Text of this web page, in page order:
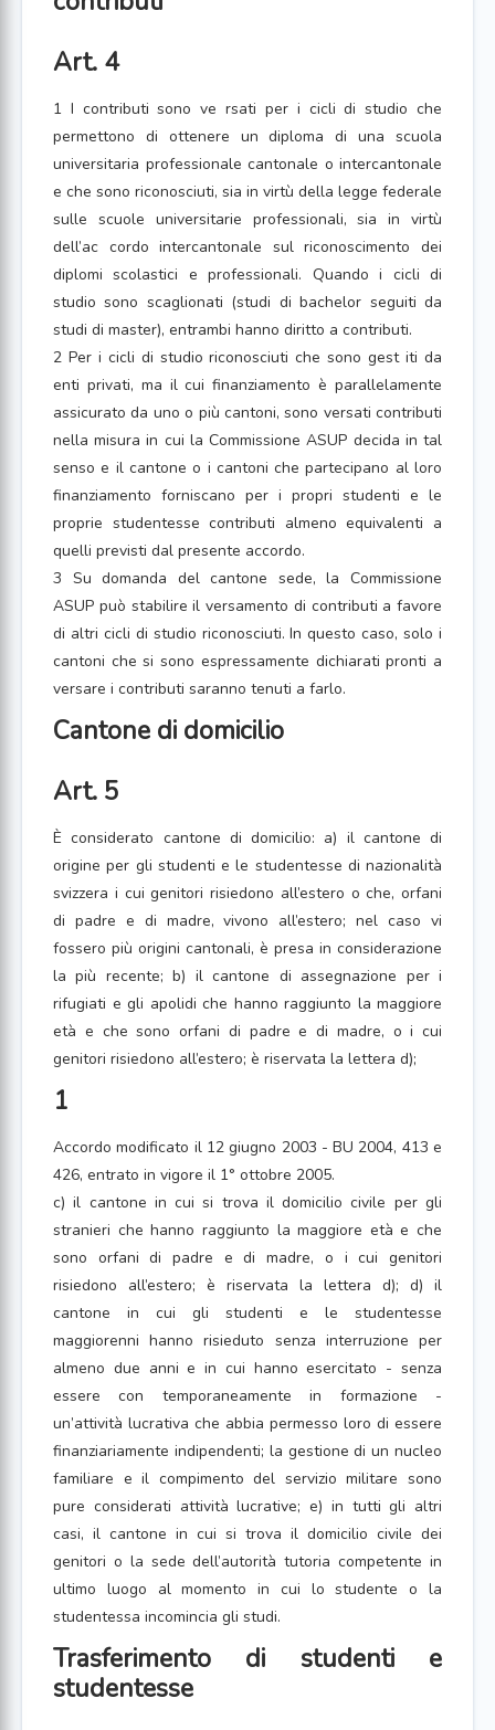
Art. 4
1 I contributi sono ve rsati per i cicli di studio che
permettono di ottenere un diploma di una scuola
universitaria professionale cantonale o intercantonale
e che sono riconosciuti, sia in virtù della legge federale
sulle scuole universitarie professionali, sia in virtù
dell’ac cordo intercantonale sul riconoscimento dei
diplomi scolastici e professionali. Quando i cicli di
studio sono scaglionati (studi di bachelor seguiti da
studi di master), entrambi hanno diritto a contributi.
2 Per i cicli di studio riconosciuti che sono gest iti da
enti privati, ma il cui finanziamento è parallelamente
assicurato da uno o più cantoni, sono versati contributi
nella misura in cui la Commissione ASUP decida in tal
senso e il cantone o i cantoni che partecipano al loro
finanziamento forniscano per i propri studenti e le
proprie studentesse contributi almeno equivalenti a
quelli previsti dal presente accordo.
3 Su domanda del cantone sede, la Commissione
ASUP può stabilire il versamento di contributi a favore
di altri cicli di studio riconosciuti. In questo caso, solo i
cantoni che si sono espressamente dichiarati pronti a
versare i contributi saranno tenuti a farlo.
Cantone di domicilio
Art. 5
È considerato cantone di domicilio: a) il cantone di
origine per gli studenti e le studentesse di nazionalità
svizzera i cui genitori risiedono all’estero o che, orfani
di padre e di madre, vivono all’estero; nel caso vi
fossero più origini cantonali, è presa in considerazione
la più recente; b) il cantone di assegnazione per i
rifugiati e gli apolidi che hanno raggiunto la maggiore
età e che sono orfani di padre e di madre, o i cui
genitori risiedono all’estero; è riservata la lettera d);
1
Accordo modificato il 12 giugno 2003 - BU 2004, 413 e
426, entrato in vigore il 1° ottobre 2005.
c) il cantone in cui si trova il domicilio civile per gli
stranieri che hanno raggiunto la maggiore età e che
sono orfani di padre e di madre, o i cui genitori
risiedono all’estero; è riservata la lettera d); d) il
cantone in cui gli studenti e le studentesse
maggiorenni hanno risieduto senza interruzione per
almeno due anni e in cui hanno esercitato - senza
essere con temporaneamente in formazione -
un’attività lucrativa che abbia permesso loro di essere
finanziariamente indipendenti; la gestione di un nucleo
familiare e il compimento del servizio militare sono
pure considerati attività lucrative; e) in tutti gli altri
casi, il cantone in cui si trova il domicilio civile dei
genitori o la sede dell’autorità tutoria competente in
ultimo luogo al momento in cui lo studente o la
studentessa incomincia gli studi.
Trasferimento di studenti e
studentesse